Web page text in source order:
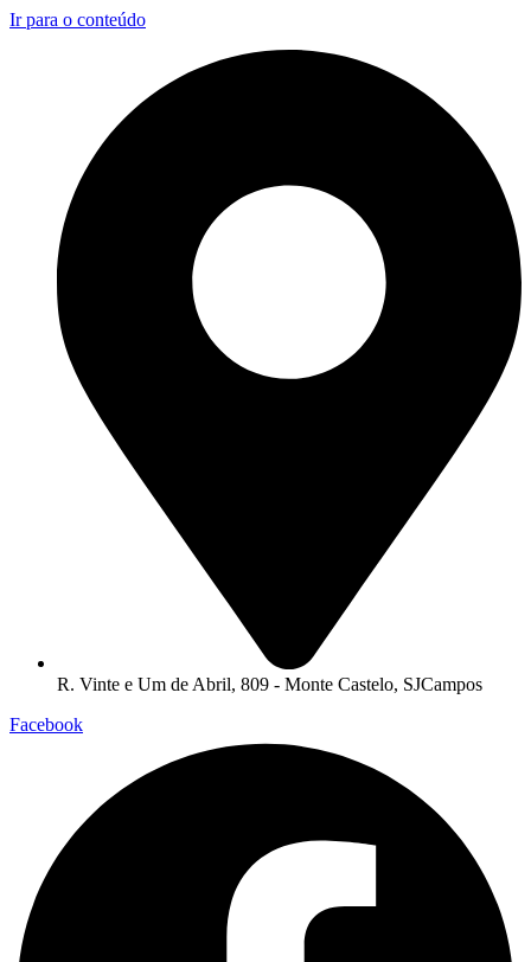
Ir para o conteúdo
R. Vinte e Um de Abril, 809 - Monte Castelo, SJCampos
Facebook